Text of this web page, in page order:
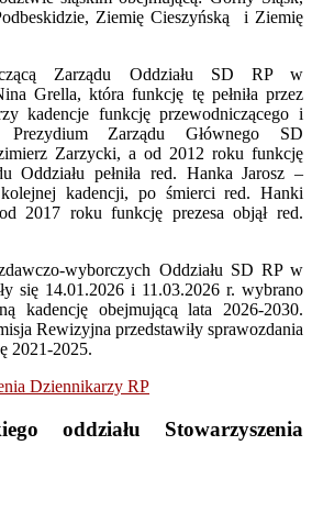
Ziemię Cieszyńską i Ziemię
Zarządu Oddziału SD RP w
Grella, która funkcję tę pełniła przez
kadencje funkcję przewodniczącego i
Prezydium Zarządu Głównego SD
Zarzycki, a od 2012 roku funkcję
Oddziału pełniła red. Hanka Jarosz –
kadencji, po śmierci red. Hanki
2017 roku funkcję prezesa objął red.
wyborczych Oddziału SD RP w
się 14.01.2026 i 11.03.2026 r. wybrano
kadencję obejmującą lata 2026-2030.
Rewizyjna przedstawiły sprawozdania
2021-2025.
Dziennikarzy RP
oddziału Stowarzyszenia